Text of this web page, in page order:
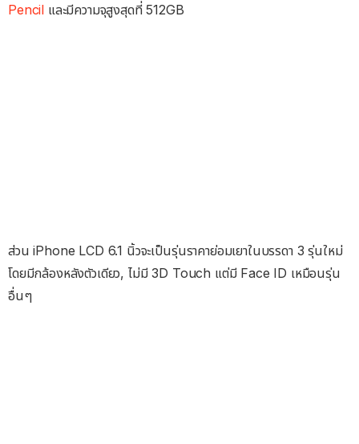
Pencil และมีความจุสูงสุดที่ 512GB
ส่วน iPhone LCD 6.1 นิ้วจะเป็นรุ่นราคาย่อมเยาในบรรดา 3 รุ่นใหม่
โดยมีกล้องหลังตัวเดียว, ไม่มี 3D Touch แต่มี Face ID เหมือนรุ่น
อื่นๆ